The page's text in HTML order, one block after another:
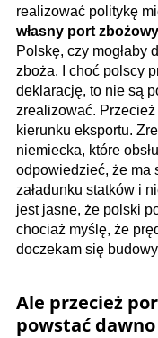
realizować politykę
własny port zbożowy
Polskę, czy mogłaby
zboża. I choć polscy
deklarację, to nie są
zrealizować.
kierunku eksportu.
niemiecka, które
odpowiedzieć, że ma
załadunku statków i
jest jasne, że polski
chociaż myślę, że
doczekam się
Ale przecież
powstać